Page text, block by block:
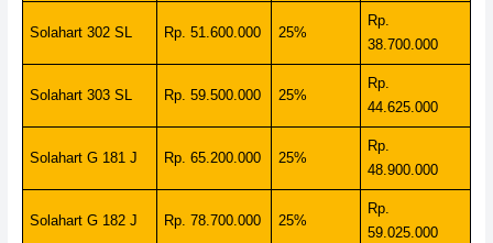
Solahart 302 SL Rp. 51.600.000 25%
Rp.
38.700.000
Solahart 303 SL Rp. 59.500.000 25%
Rp.
44.625.000
Solahart G 181 J Rp. 65.200.000 25%
Rp.
48.900.000
Solahart G 182 J Rp. 78.700.000 25%
Rp.
59.025.000